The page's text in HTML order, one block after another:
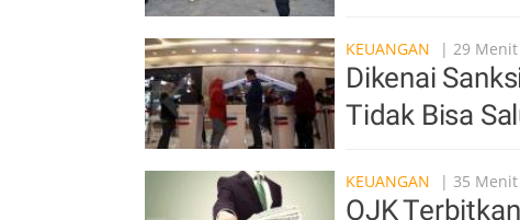
KEUANGAN | 29
Dikenai
Tidak Bisa
KEUANGAN | 35
OJK